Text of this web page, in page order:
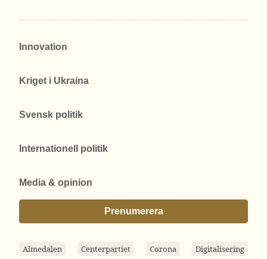
Innovation
Kriget i Ukraina
Svensk politik
Internationell politik
Media & opinion
Prenumerera
Almedalen Centerpartiet Corona Digitalisering